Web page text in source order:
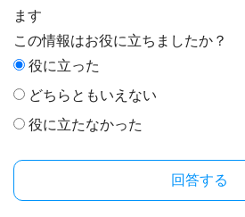
ます
この情報はお役に立ちましたか？
役に立った
どちらともいえない
役に立たなかった